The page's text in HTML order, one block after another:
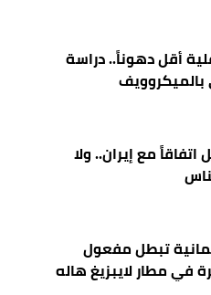
أقل دهوناً.. دراسة
بالميكروويف
مع إيران.. ولا
تبطل مفعول
في مطار لايبزيغ هاله